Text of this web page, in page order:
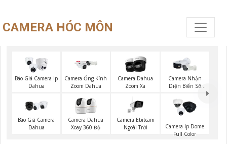
CAMERA HÓC MÔN
Báo Giá Camera Ip
Dahua
Camera Ống Kính
Zoom Dahua
Camera Dahua
Zoom Xa
Camera Nhận
Diện Biển Số
Báo Giá Camera
Dahua
Camera Dahua
Xoay 360 Độ
Camera Ebitcam
Ngoài Trời
Camera Ip Dome
Full Color